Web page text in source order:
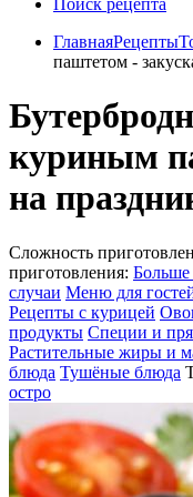
Поиск рецепта
ГлавнаяРецепты
паштетом -
куриным
на
Сложность
приготовления: Больше
случаи Меню для
Рецепты с курицей
продукты Специи и
Растительные жиры и
блюда Тушёные блюда
остро